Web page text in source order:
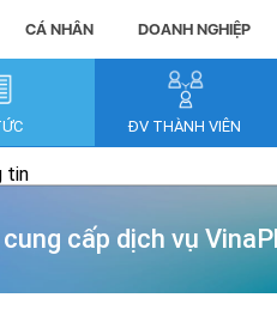
CÁ NHÂN DOANH NGHIỆP
ĐV THÀNH VIÊN
tin
cấp dịch vụ